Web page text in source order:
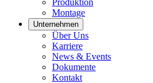
Produktion
Montage
Unternehmen
Über Uns
Karriere
News & Events
Dokumente
Kontakt